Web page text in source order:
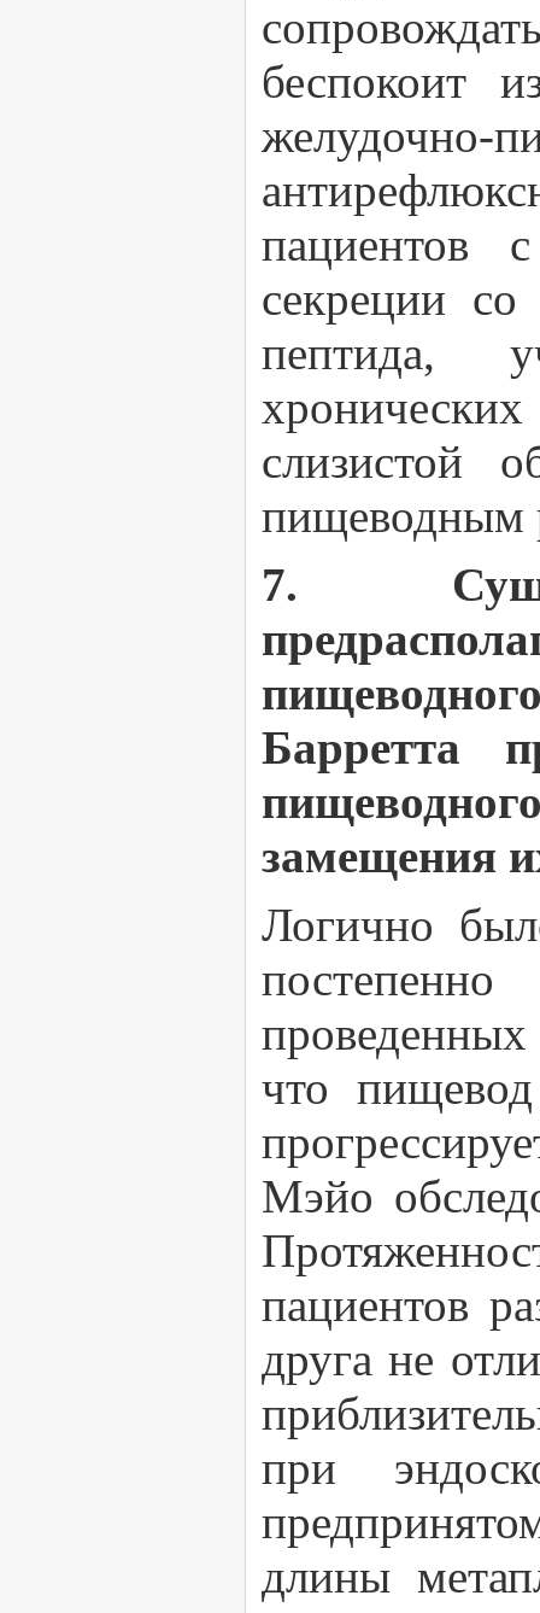
беспокоит
пациентов
секреции
пептида,
слизистой
пищеводным
7.
Барретта
замещения
Логично
что
Мэйо
пациентов
друга не
при
длины